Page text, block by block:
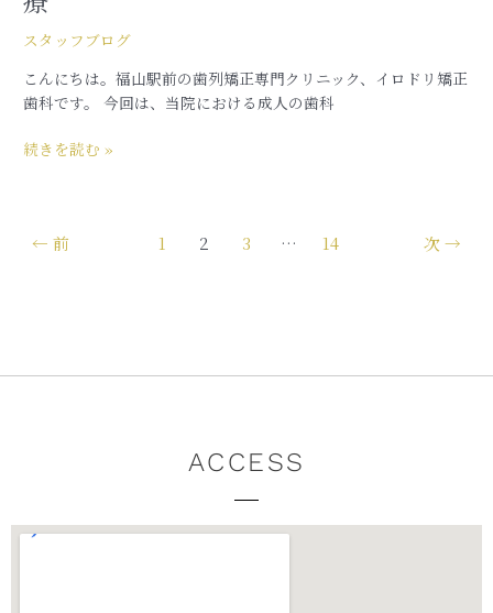
療
スタッフブログ
こんにちは。福山駅前の歯列矯正専門クリニック、イロドリ矯正
歯科です。 今回は、当院における成人の歯科
に
お
る
成
の
正
続きを読む »
← 前 1 2 3 … 14 次→
ACCESS